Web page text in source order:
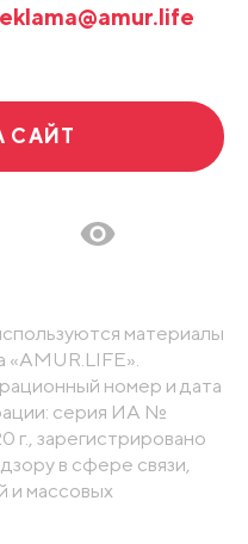
САЙТ
материалы
«AMUR.LIFE».
номер и дата
серия ИА №
зарегистрировано
в сфере связи,
и массовых